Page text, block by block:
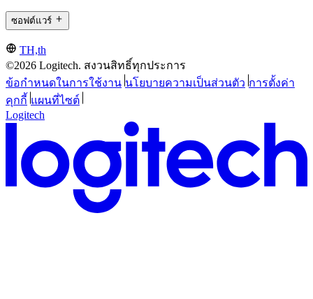
ซอฟต์แวร์
TH,th
©2026 Logitech. สงวนสิทธิ์ทุกประการ
ข้อกำหนดในการใช้งาน นโยบายความเป็นส่วนตัว การตั้งค่า
คุกกี้ แผนที่ไซต์
Logitech